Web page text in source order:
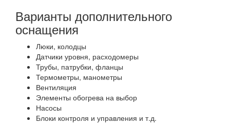
Варианты дополнительного
оснащения
Люки, колодцы
Датчики уровня, расходомеры
Трубы, патрубки, фланцы
Термометры, манометры
Вентиляция
Элементы обогрева на выбор
Насосы
Блоки контроля и управления и т.д.